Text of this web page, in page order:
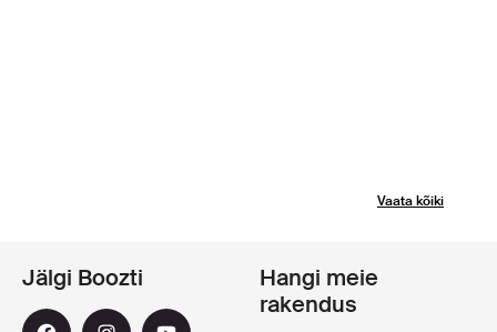
Vaata kõiki
Jälgi Boozti
Hangi meie
rakendus